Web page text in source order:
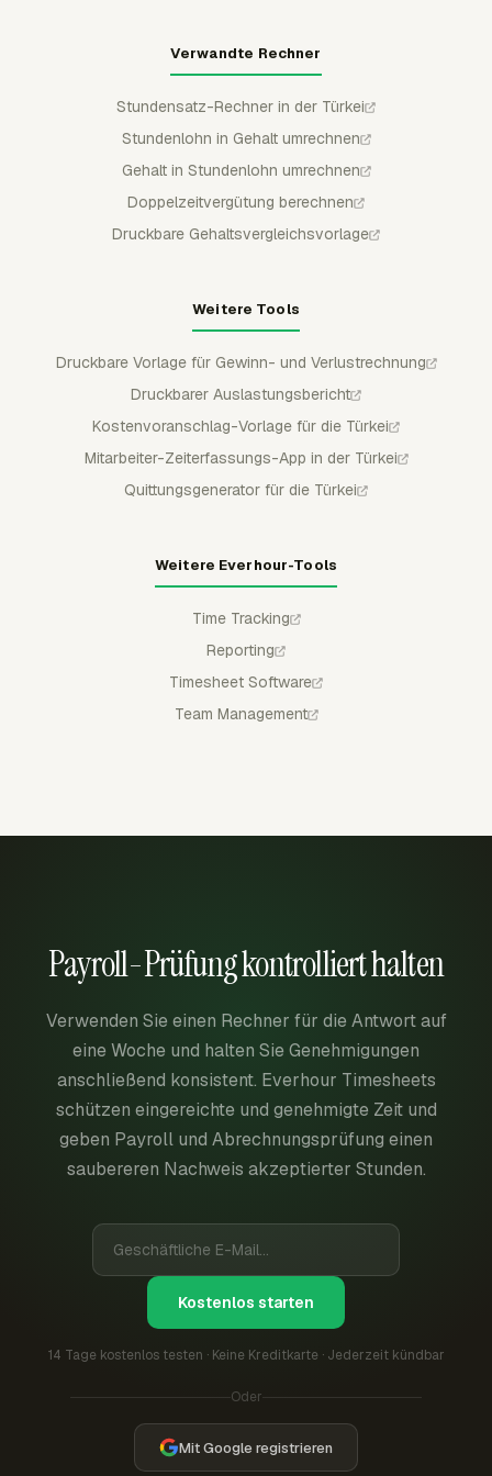
Verwandte Rechner
Stundensatz-Rechner in der Türkei
Stundenlohn in Gehalt umrechnen
Gehalt in Stundenlohn umrechnen
Doppelzeitvergütung berechnen
Druckbare Gehaltsvergleichsvorlage
Weitere Tools
Druckbare Vorlage für Gewinn- und Verlustrechnung
Druckbarer Auslastungsbericht
Kostenvoranschlag-Vorlage für die Türkei
Mitarbeiter-Zeiterfassungs-App in der Türkei
Quittungsgenerator für die Türkei
Weitere Everhour-Tools
Time Tracking
Reporting
Timesheet Software
Team Management
Payroll-Prüfung kontrolliert halten
Verwenden Sie einen Rechner für die Antwort auf
eine Woche und halten Sie Genehmigungen
anschließend konsistent. Everhour Timesheets
schützen eingereichte und genehmigte Zeit und
geben Payroll und Abrechnungsprüfung einen
saubereren Nachweis akzeptierter Stunden.
Kostenlos starten
14 Tage kostenlos testen · Keine Kreditkarte · Jederzeit kündbar
Oder
Mit Google registrieren